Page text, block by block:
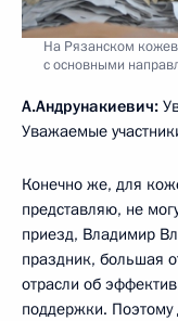
На Рязанском
с основными
А.Андрунакиевич:
Уважаемые
Конечно же, для
представляю, не
приезд, Владимир
праздник, большая
отрасли об
поддержки. Поэтому